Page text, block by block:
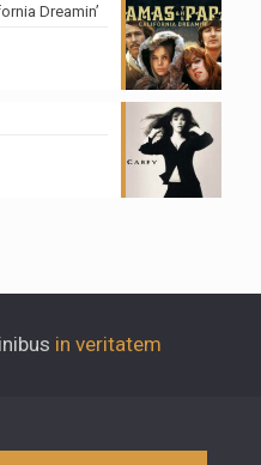
Dreamin’
in veritatem